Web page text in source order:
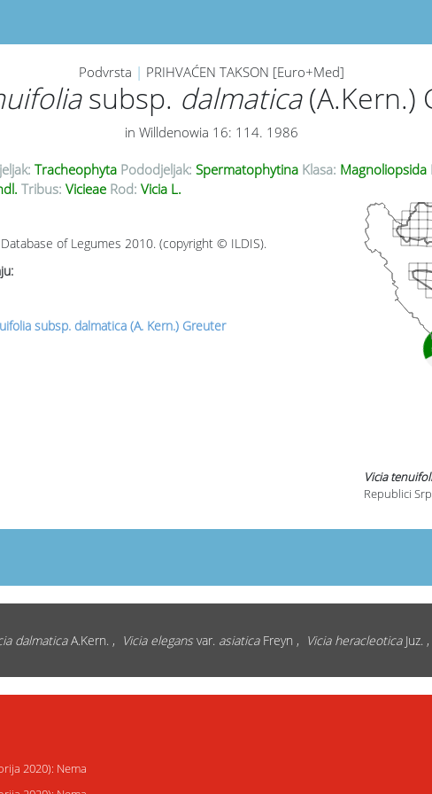
Podvrsta | PRIHVAĆEN TAKSON [Euro+Med]
subsp. dalmatica(A.Kern.)
in Willdenowia 16: 114. 1986
Tracheophyta Pododjeljak: Spermatophytina Klasa: Magnoliopsida
Tribus: Vicieae Rod: Vicia L.
of Legumes 2010. (copyright © ILDIS).
subsp. dalmatica (A. Kern.) Greuter
Vicia
Republici
dalmaticaA.Kern. , Vicia elegansvar. asiaticaFreyn , Vicia heracleoticaJuz. ,
2020): Nema